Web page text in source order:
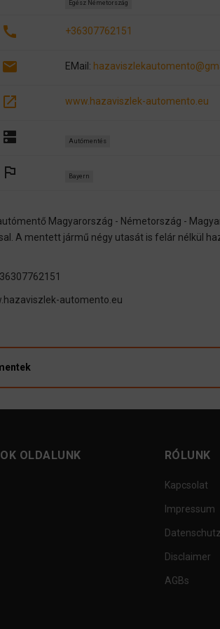
Egész Németország
call +36307762151
email EMail:
open_in_new www.hazaviszlek-automento.eu
dns Autómentés
outlined_flag Bayern
Magyarország - Németország -
A mentett jármű négy utasát is felár nélkül
automento.eu
OLDALUNK RÓLUNK
Kapcsolat
Impressum
Datenschutz
Disclaimer
AGBs